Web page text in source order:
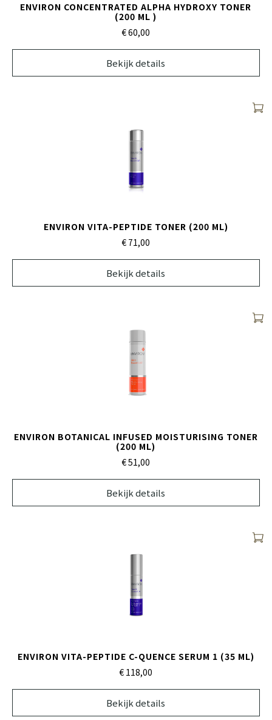
ENVIRON CONCENTRATED ALPHA HYDROXY TONER
(200 ML )
€ 60,00
Bekijk details
ENVIRON VITA-PEPTIDE TONER (200 ML)
€ 71,00
Bekijk details
ENVIRON BOTANICAL INFUSED MOISTURISING TONER
(200 ML)
€ 51,00
Bekijk details
ENVIRON VITA-PEPTIDE C-QUENCE SERUM 1 (35 ML)
€ 118,00
Bekijk details